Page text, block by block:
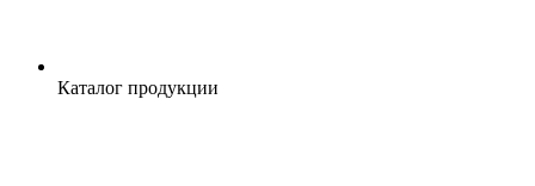
Каталог продукции